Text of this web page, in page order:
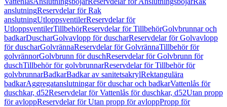
anslutningReservdelar för Rak
anslutningUtloppsventilerReservdelar för
UtloppsventilerTillbehörReservdelar för TillbehörGolvbrunnar och
badkarDuscharGolvavlopp för duscharReservdelar för Golvavlopp
för duscharGolvrännaReservdelar för GolvrännaTillbehör för
golvrännorGolvbrunn för duschReservdelar för Golvbrunn för
duschTillbehör för golvbrunnarReservdelar för Tillbehör för
golvbrunnarBadkarBadkar av sanitetsakrylRektangulära
badkarAggregatanslutningar för duschar och badkarVattenlås för
duschkar, d52Reservdelar för Vattenlås för duschkar, d52Utan propp
för avloppReservdelar för Utan propp för avloppPropp för